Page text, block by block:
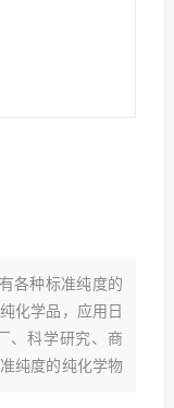
各种标准纯度的
化学品，应用日
、科学研究、商
纯度的纯化学物